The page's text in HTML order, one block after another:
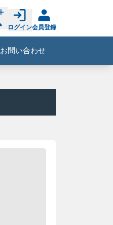
ログイン会員登録
お問い合わせ